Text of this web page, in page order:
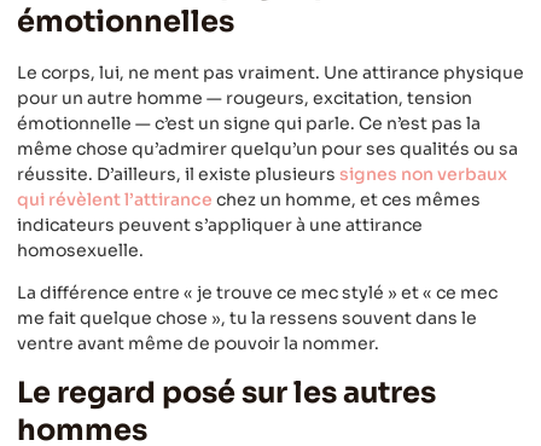
émotionnelles
Le corps, lui, ne ment pas vraiment. Une attirance physique
pour un autre homme — rougeurs, excitation, tension
émotionnelle — c’est un signe qui parle. Ce n’est pas la
même chose qu’admirer quelqu’un pour ses qualités ou sa
réussite. D’ailleurs, il existe plusieurs signes non verbaux
qui révèlent l’attirance chez un homme, et ces mêmes
indicateurs peuvent s’appliquer à une attirance
homosexuelle.
La différence entre « je trouve ce mec stylé » et « ce mec
me fait quelque chose », tu la ressens souvent dans le
ventre avant même de pouvoir la nommer.
Le regard posé sur les autres
hommes